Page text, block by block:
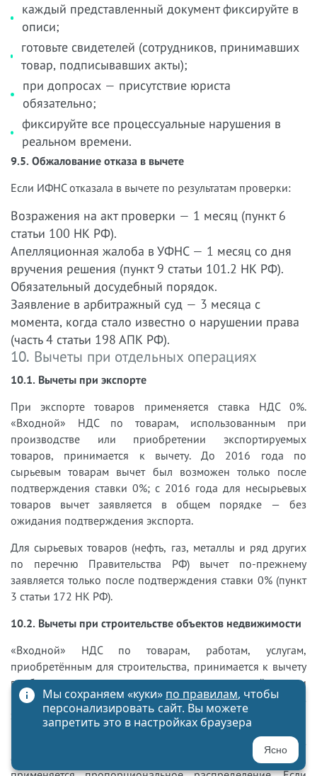
каждый представленный документ фиксируйте в
описи;
готовьте свидетелей (сотрудников, принимавших
товар, подписывавших акты);
при допросах — присутствие юриста
обязательно;
фиксируйте все процессуальные нарушения в
реальном времени.
9.5. Обжалование отказа в вычете
Если ИФНС отказала в вычете по результатам проверки:
Возражения на акт проверки — 1 месяц (пункт 6
статьи 100 НК РФ).
Апелляционная жалоба в УФНС — 1 месяц со дня
вручения решения (пункт 9 статьи 101.2 НК РФ).
Обязательный досудебный порядок.
Заявление в арбитражный суд — 3 месяца с
момента, когда стало известно о нарушении права
(часть 4 статьи 198 АПК РФ).
10. Вычеты при отдельных операциях
10.1. Вычеты при экспорте
При экспорте товаров применяется ставка НДС 0%.
«Входной» НДС по товарам, использованным при
производстве или приобретении экспортируемых
товаров, принимается к вычету. До 2016 года по
сырьевым товарам вычет был возможен только после
подтверждения ставки 0%; с 2016 года для несырьевых
товаров вычет заявляется в общем порядке — без
ожидания подтверждения экспорта.
Для сырьевых товаров (нефть, газ, металлы и ряд других
по перечню Правительства РФ) вычет по-прежнему
заявляется только после подтверждения ставки 0% (пункт
3 статьи 172 НК РФ).
10.2. Вычеты при строительстве объектов недвижимости
«Входной» НДС по товарам, работам, услугам,
приобретённым для строительства, принимается к вычету
в общем порядке — по мере принятия на учёт и при
наличии счёта-фактуры. Ждать ввода объекта в
эксплуатацию не нужно.
Исключение: если объект будет использоваться как в
облагаемых, так и в необлагаемых операциях —
Мы сохраняем «куки» по правилам, чтобы
персонализировать сайт. Вы можете
запретить это в настройках браузера
Ясно